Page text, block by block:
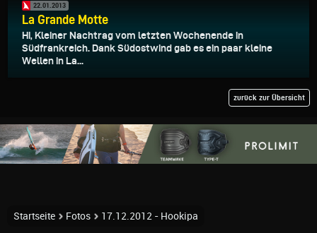
22.01.2013
La Grande Motte
Hi, Kleiner Nachtrag vom letzten Wochenende in
Südfrankreich. Dank Südostwind gab es ein paar kleine
Wellen in La...
zurück zur Übersicht
Startseite Fotos 17.12.2012 - Hookipa